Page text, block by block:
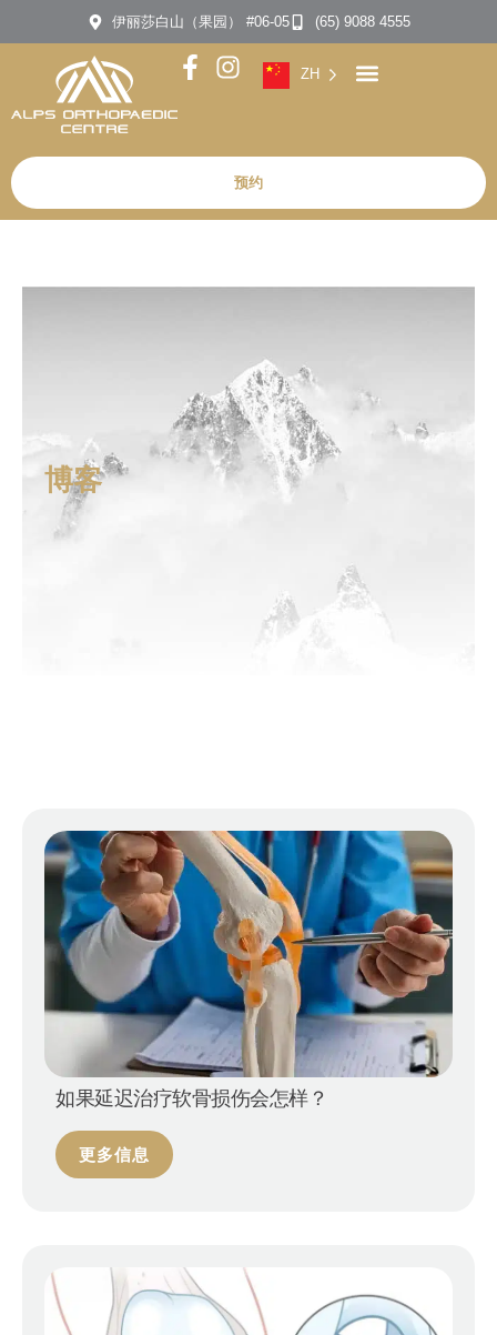
伊丽莎白山（果园） #06-05 (65) 9088 4555
ZH
预约
博客
如果延迟治疗软骨损伤会怎样？
更多信息